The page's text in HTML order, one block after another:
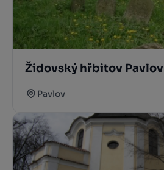
Židovský hřbitov Pavlov
Pavlov